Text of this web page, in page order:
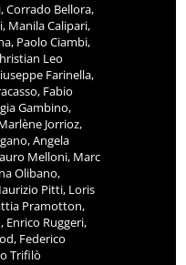
Corrado Bellora,
Manila Calipari,
Paolo Ciambi,
Leo
Farinella,
Fabio
Gambino,
Jorrioz,
Angela
Melloni, Marc
Olibano,
Pitti, Loris
Pramotton,
Enrico Ruggeri,
Federico
Trifilò